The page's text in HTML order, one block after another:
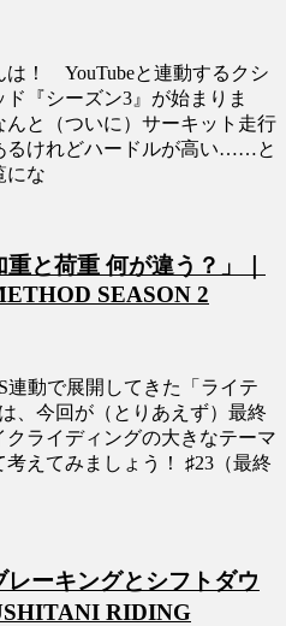
は！ YouTubeと連動するクシ
『シーズン3』が始まりま
と（ついに）サーキット走行
るけれどハードルが高い……と
にな
と荷重 何が違う？」｜
SEASON 2
連動で展開してきた「ライテ
、今回が（とりあえず）最終
ライディングの大きなテーマ
えてみましょう！ ♯23（最終
ーキングとシフトダウ
RIDING